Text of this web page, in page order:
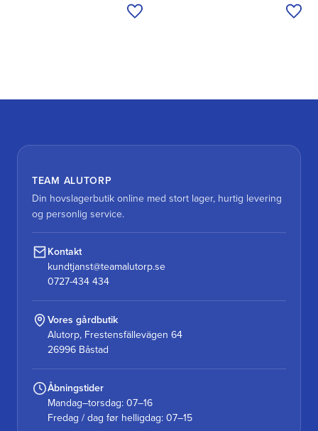
Tilføj til ønskeliste
TEAM ALUTORP
Din hovslagerbutik online med stort lager, hurtig levering
og personlig service.
Kontakt
kundtjanst@teamalutorp.se
0727-434 434
Vores gårdbutik
Alutorp, Frestensfällevägen 64
26996 Båstad
Åbningstider
Mandag–torsdag: 07–16
Fredag / dag før helligdag: 07–15